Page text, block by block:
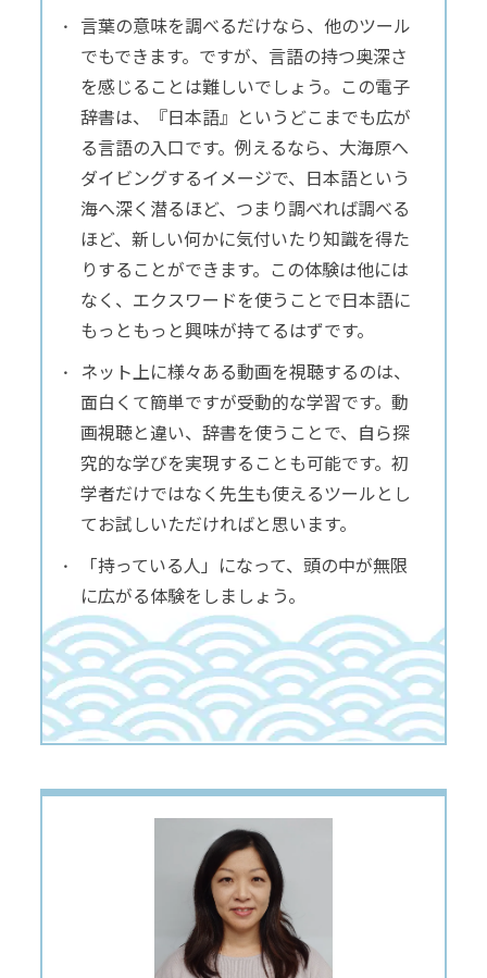
言葉の意味を調べるだけなら、他のツール
でもできます。ですが、言語の持つ奥深さ
を感じることは難しいでしょう。この電子
辞書は、『日本語』というどこまでも広が
る言語の入口です。例えるなら、大海原へ
ダイビングするイメージで、日本語という
海へ深く潜るほど、つまり調べれば調べる
ほど、新しい何かに気付いたり知識を得た
りすることができます。この体験は他には
なく、エクスワードを使うことで日本語に
もっともっと興味が持てるはずです。
ネット上に様々ある動画を視聴するのは、
面白くて簡単ですが受動的な学習です。動
画視聴と違い、辞書を使うことで、自ら探
究的な学びを実現することも可能です。初
学者だけではなく先生も使えるツールとし
てお試しいただければと思います。
「持っている人」になって、頭の中が無限
に広がる体験をしましょう。